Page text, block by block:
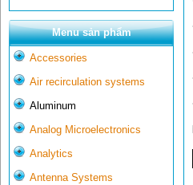
Menu sản phẩm
Accessories
Air recirculation systems
Aluminum
Analog Microelectronics
Analytics
Antenna Systems